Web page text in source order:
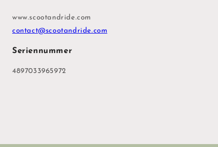
www.scootandride.com
contact@scootandride.com
Seriennummer
4897033965972